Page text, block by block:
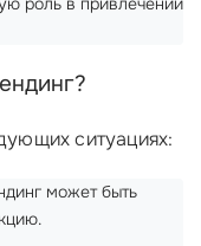
ситуациях:
может быть